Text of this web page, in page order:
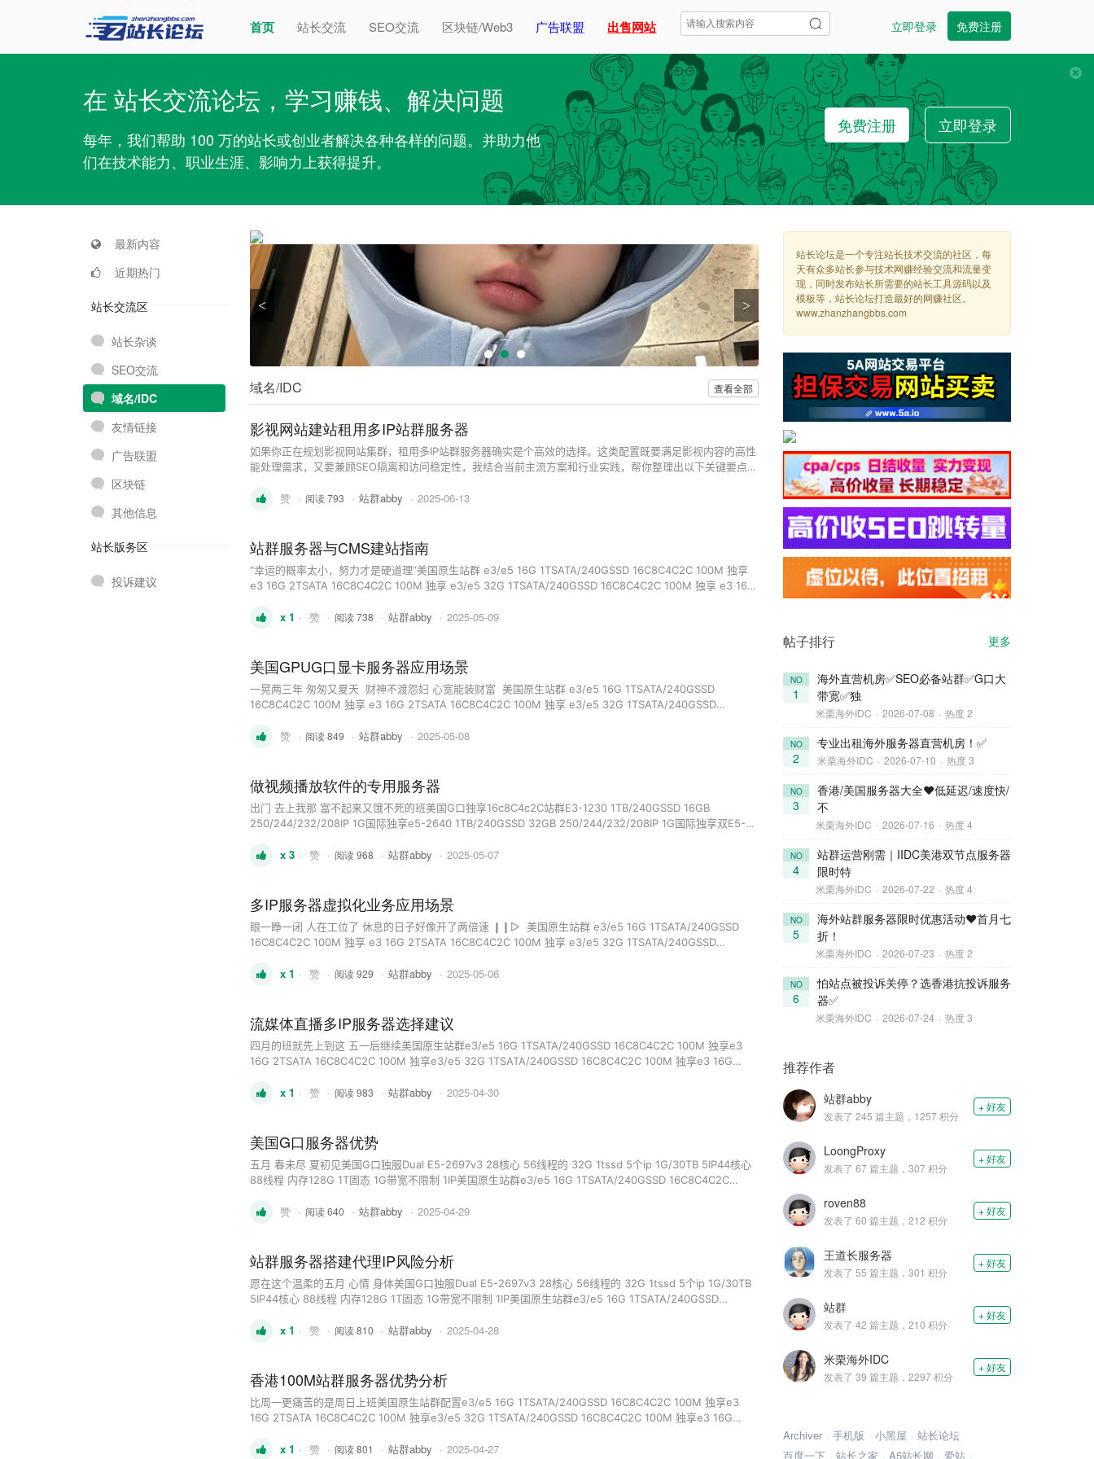
首页 站长交流 SEO交流 区块链/Web3 广告联盟 出售网站 立即登录 免费注册
在 站长交流论坛，学习赚钱、解决问题
每年，我们帮助 100 万的站长或创业者解决各种各样的问题。并助力他
们在技术能力、职业生涯、影响力上获得提升。
免费注册 立即登录
最新内容
近期热门
站长交流区
站长杂谈
SEO交流
域名/IDC
友情链接
广告联盟
区块链
其他信息
站长版务区
投诉建议
< >
域名/IDC 查看全部
影视网站建站租用多IP站群服务器
如果你正在规划影视网站集群，租用多IP站群服务器确实是个高效的选择。这类配置既要满足影视内容的高性
能处理需求，又要兼顾SEO隔离和访问稳定性，我结合当前主流方案和行业实践，帮你整理出以下关键要点，
（如双路E5-26 ...
赞 · 阅读 793 · 站群abby · 2025-06-13
站群服务器与CMS建站指南
“幸运的概率太小，努力才是硬道理”美国原生站群 e3/e5 16G 1TSATA/240GSSD 16C8C4C2C 100M 独享
e3 16G 2TSATA 16C8C4C2C 100M 独享 e3/e5 32G 1TSATA/240GSSD 16C8C4C2C 100M 独享 e3 16G
1TSSD 16C8C4C2C 100M 独享 香港原生站群 ...
x 1 · 赞 · 阅读 738 · 站群abby · 2025-05-09
美国GPUG口显卡服务器应用场景
一晃两三年 匆匆又夏天 ​​​ 财神不渡怨妇 心宽能装财富 ​​​ 美国原生站群 e3/e5 16G 1TSATA/240GSSD
16C8C4C2C 100M 独享 e3 16G 2TSATA 16C8C4C2C 100M 独享 e3/e5 32G 1TSATA/240GSSD
100M 独享 双e5-2640V4 32G 1TSSD 16C8C ...
赞 · 阅读 849 · 站群abby · 2025-05-08
做视频播放软件的专用服务器
出门 去上我那 富不起来又饿不死的班美国G口独享16c8C4c2C站群E3-1230 1TB/240GSSD 16GB
250/244/232/208IP 1G国际独享e5-2640 1TB/240GSSD 32GB 250/244/232/208IP 1G国际独享双E5-
Gold 6152 64GB 500GB SSD 1G带宽不限制流量 ...
x 3 · 赞 · 阅读 968 · 站群abby · 2025-05-07
多IP服务器虚拟化业务应用场景
眼一睁一闭 人在工位了 休息的日子好像开了两倍速 ❙❙▷ ​​​ 美国原生站群 e3/e5 16G 1TSATA/240GSSD
16C8C4C2C 100M 独享 e3 16G 2TSATA 16C8C4C2C 100M 独享 e3/e5 32G 1TSATA/240GSSD
100M 独享 双e5-2640V4 32G 1TSSD 16C8C4 ...
x 1 · 赞 · 阅读 929 · 站群abby · 2025-05-06
流媒体直播多IP服务器选择建议
四月的班就先上到这 五一后继续美国原生站群e3/e5 16G 1TSATA/240GSSD 16C8C4C2C 100M 独享e3
16G 2TSATA 16C8C4C2C 100M 独享e3/e5 32G 1TSATA/240GSSD 16C8C4C2C 100M 独享e3 16G
1TSSD 16C8C4C2C 100M 独享美国站群 500/488/464/416I ...
x 1 · 赞 · 阅读 983 · 站群abby · 2025-04-30
美国G口服务器优势
五月 春未尽 夏初见美国G口独服Dual E5-2697v3 28核心 56线程的 32G 1tssd 5个ip 1G/30TB 5IP44核心
88线程 内存128G 1T固态 1G带宽不限制 1IP美国原生站群e3/e5 16G 1TSATA/240GSSD 16C8C4C2C
享e3 16G 500GSSD 16C8C4C2C 100M 独享 ...
赞 · 阅读 640 · 站群abby · 2025-04-29
站群服务器搭建代理IP风险分析
愿在这个温柔的五月 心情 身体美国G口独服Dual E5-2697v3 28核心 56线程的 32G 1tssd 5个ip 1G/30TB
5IP44核心 88线程 内存128G 1T固态 1G带宽不限制 1IP美国原生站群e3/e5 16G 1TSATA/240GSSD
16C8C4C2C 100M 独享e3 16G 500GSSD 16C8C4C2C ...
x 1 · 赞 · 阅读 810 · 站群abby · 2025-04-28
香港100M站群服务器优势分析
比周一更痛苦的是周日上班美国原生站群配置e3/e5 16G 1TSATA/240GSSD 16C8C4C2C 100M 独享e3
16G 2TSATA 16C8C4C2C 100M 独享e3/e5 32G 1TSATA/240GSSD 16C8C4C2C 100M 独享e3 16G
1TSSD 16C8C4C2C 100M 独享香港原生站群配置E3-1230 1T ...
x 1 · 赞 · 阅读 801 · 站群abby · 2025-04-27
站长论坛是一个专注站长技术交流的社区，每
天有众多站长参与技术网赚经验交流和流量变
现，同时发布站长所需要的站长工具源码以及
模板等，站长论坛打造最好的网赚社区。
www.zhanzhangbbs.com
帖子排行 更多
NO
1
海外直营机房✅SEO必备站群✅G口大
带宽✅独
米栗海外IDC · 2026-07-08 · 热度 2
NO
2
专业出租海外服务器直营机房！✅
米栗海外IDC · 2026-07-10 · 热度 3
NO
3
香港/美国服务器大全❤️低延迟/速度快/
不
米栗海外IDC · 2026-07-16 · 热度 4
NO
4
站群运营刚需｜IIDC美港双节点服务器
限时特
米栗海外IDC · 2026-07-22 · 热度 4
NO
5
海外站群服务器限时优惠活动❤️首月七
折！
米栗海外IDC · 2026-07-23 · 热度 2
NO
6
怕站点被投诉关停？选香港抗投诉服务
器✅
米栗海外IDC · 2026-07-24 · 热度 3
推荐作者
站群abby
发表了 245 篇主题，1257 积分
+ 好友
LoongProxy
发表了 67 篇主题，307 积分
+ 好友
roven88
发表了 60 篇主题，212 积分
+ 好友
王道长服务器
发表了 55 篇主题，301 积分
+ 好友
站群
发表了 42 篇主题，210 积分
+ 好友
米栗海外IDC
发表了 39 篇主题，2297 积分
+ 好友
Archiver 手机版 小黑屋
站长论坛
百度一下
站长之家 A5站长网 爱站